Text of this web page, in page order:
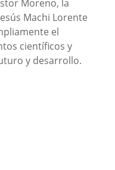
Moreno, la
Machi Lorente
el
científicos y
y desarrollo.